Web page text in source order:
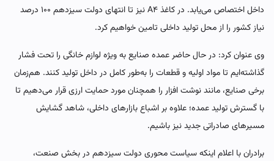
داخل اختصاص می‌یابد. در کاغذ A۴ نیز تا انتهای دولت سیزدهم ۱۰۰ درصد
نیاز کشور را از محل تولید داخلی تامین خواهیم کرد.
وی عنوان کرد: در حال حاضر عمده صنایع به‌ ویژه لوازم خانگی را تحت فشار
گذاشته‌ایم تا مواد اولیه و قطعات را به‌طور کامل در داخل تولید کنند. هم‌زمان
برخی صنایع، مانند نوشت افزار را همچنان مورد حمایت ارزی قرار می‌دهیم تا
با گسترش تولید عمده؛ علاوه بر اشباع بازارهای داخلی، شاهد گشایش
مسیرهای صادراتی جدید نیز باشیم.
برادران با اعلام اینکه سیاست محوری دولت سیزدهم در بخش صنعت،